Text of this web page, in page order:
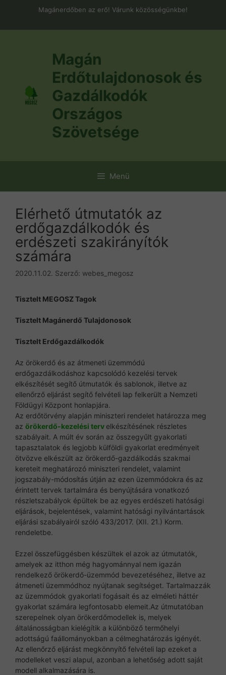
Magánerdőben az erő! Várunk közösségünkbe!
Magán
Erdőtulajdonosok és
Gazdálkodók
Országos
Szövetsége
Menü
Elérhető útmutatók az
erdőgazdálkodók és
erdészeti szakirányítók
számára
2020.11.02. Szerző: webes_megosz
Tisztelt MEGOSZ Tagok
Tisztelt Magánerdő Tulajdonosok
Tisztelt Erdőgazdálkodók
Az örökerdő és az átmeneti üzemmódú
erdőgazdálkodáshoz kapcsolódó kezelési tervek
elkészítését segítő útmutatók és sablonok, illetve az
ellenőrző eljárást segítő felvételi lap felkerült a Nemzeti
Földügyi Központ honlapjára.
Az erdőtörvény alapján miniszteri rendelet határozza meg
az örökerdő-kezelési terv elkészítésének részletes
szabályait. A múlt év során az összegyűlt gyakorlati
tapasztalatok és legjobb külföldi gyakorlat eredményeit
ötvözve elkészült az örökerdő-gazdálkodás szakmai
kereteit meghatározó miniszteri rendelet, valamint
jogszabály-módosítás útján az ezen üzemmódokra és az
érintett tervek tartalmára és benyújtására vonatkozó
részletszabályok épültek be az egyes erdészeti hatósági
eljárások, bejelentések, valamint hatósági nyilvántartások
eljárási szabályairól szóló 433/2017. (XII. 21.) Korm.
rendeletbe.
Ezzel összefüggésben készültek el azok az útmutatók,
amelyek az itthon még hagyománnyal nem igazán
rendelkező örökerdő-üzemmód bevezetéséhez, illetve az
átmeneti üzemmódhoz nyújtanak segítséget. Tartalmazzák
az üzemmódok gyakorlati fogásait és az elméleti háttér
gyakorlat számára legfontosabb elemeit.Az útmutatóban
szerepelnek olyan örökerdőmodellek is, melyek
általánosságban kielégítik a különböző termőhelyi
adottságú faállományokban a célmeghatározás igényét.
Az ellenőrző eljárást megkönnyítő felvételi lap ezeket a
modelleket veszi alapul, azonban a lehetőség adott saját
modell alkalmazására is.